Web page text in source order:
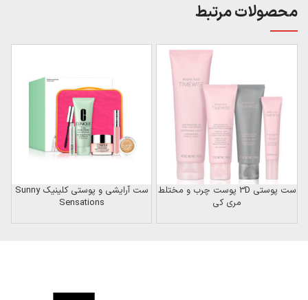
محصولات مرتبط
ست پوستی 3D پوست چرب و مختلط
مری کی
ست آرایشی و پوستی کلینیک Sunny
Sensations